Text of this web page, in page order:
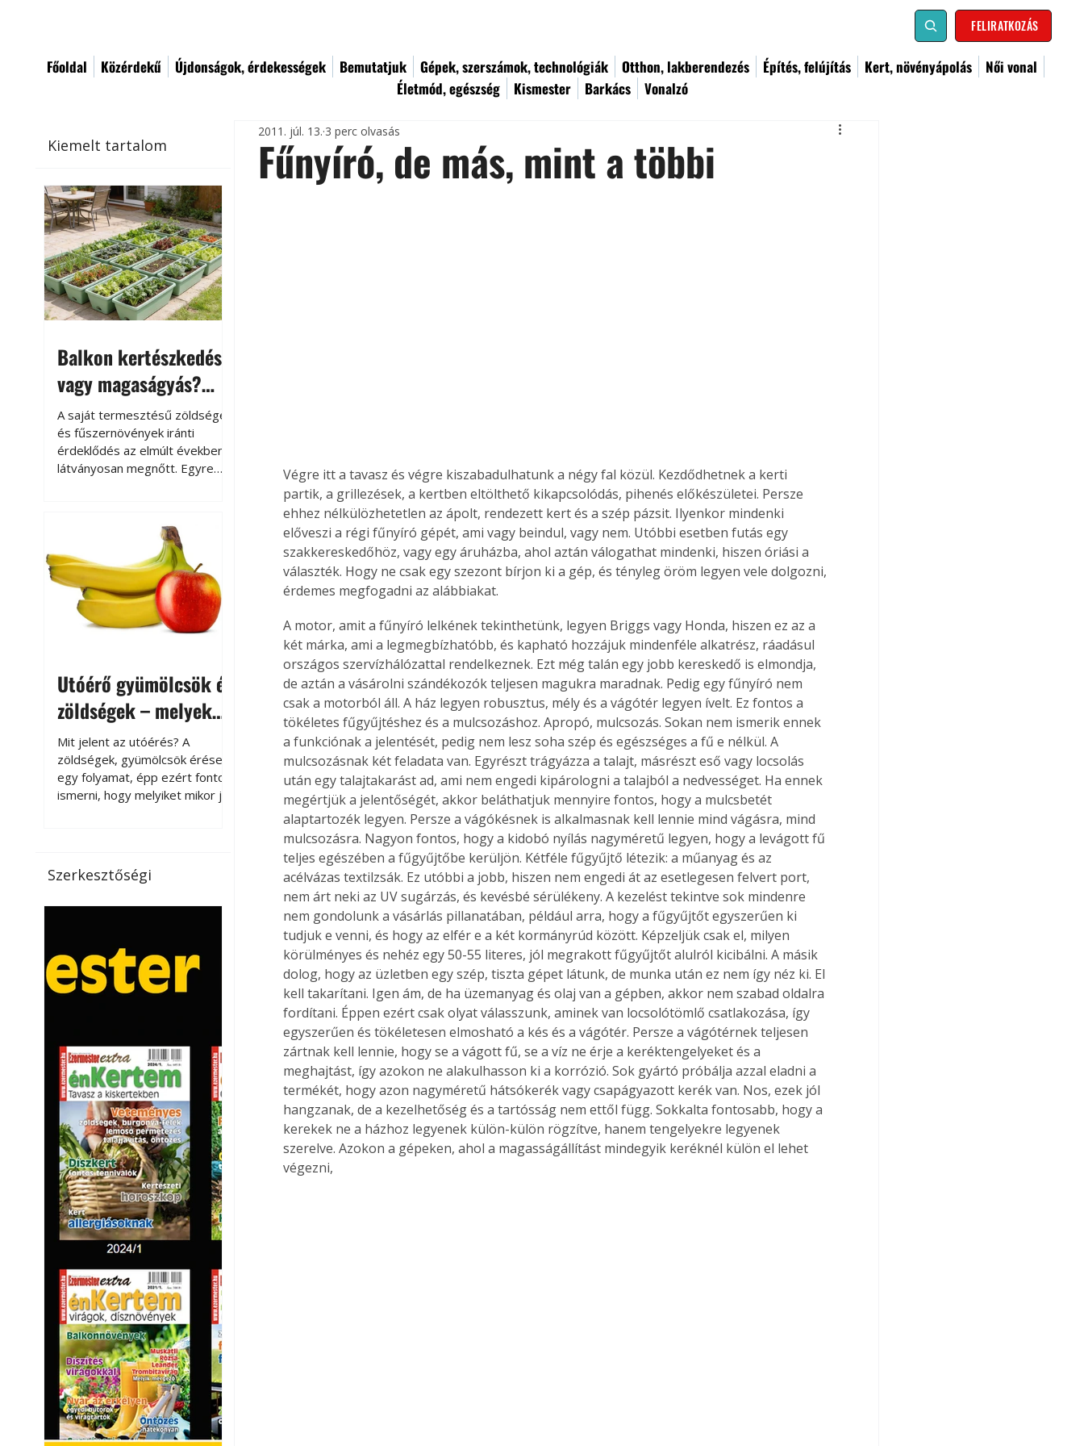
FELIRATKOZÁS
Főoldal Közérdekű Újdonságok, érdekességek Bemutatjuk Gépek, szerszámok, technológiák Otthon, lakberendezés Építés, felújítás Kert, növényápolás
Női vonal
Életmód, egészség
Kismester Barkács Vonalzó
Kiemelt tartalom
Balkon kertészkedés
vagy magaságyás?
Helytakarékos
kertészkedés
A saját termesztésű zöldségek
és fűszernövények iránti
érdeklődés az elmúlt években
látványosan megnőtt. Egyre
kertészkedés sokak számára
kikapcsolódást és feltöltődést
is jelent.
Utóérő gyümölcsök és
zöldségek – melyek
érnek tovább leszedés
után?
Mit jelent az utóérés? A
zöldségek, gyümölcsök érése
egy folyamat, épp ezért fontos
ismerni, hogy melyiket mikor jó
paradicsomot sokszor
gazdasági érettségben, azaz
Utóérik eközben, de nem lesz
olyan ízű, mint amit a saját
kertünkben, biológiai
tárolható h
Szerkesztőségi
Fűnyíró, de más, mint a többi
2011. júl. 13. 3 perc olvasás
Végre itt a tavasz és végre kiszabadulhatunk a négy fal közül. Kezdődhetnek a kerti
partik, a grillezések, a kertben eltölthető kikapcsolódás, pihenés előkészületei. Persze
ehhez nélkülözhetetlen az ápolt, rendezett kert és a szép pázsit. Ilyenkor mindenki
előveszi a régi fűnyíró gépét, ami vagy beindul, vagy nem. Utóbbi esetben futás egy
szakkereskedőhöz, vagy egy áruházba, ahol aztán válogathat mindenki, hiszen óriási a
választék. Hogy ne csak egy szezont bírjon ki a gép, és tényleg öröm legyen vele dolgozni,
érdemes megfogadni az alábbiakat.
A motor, amit a fűnyíró lelkének tekinthetünk, legyen Briggs vagy Honda, hiszen ez az a
két márka, ami a legmegbízhatóbb, és kapható hozzájuk mindenféle alkatrész, ráadásul
országos szervízhálózattal rendelkeznek. Ezt még talán egy jobb kereskedő is elmondja,
de aztán a vásárolni szándékozók teljesen magukra maradnak. Pedig egy fűnyíró nem
csak a motorból áll. A ház legyen robusztus, mély és a vágótér legyen ívelt. Ez fontos a
tökéletes fűgyűjtéshez és a mulcsozáshoz. Apropó, mulcsozás. Sokan nem ismerik ennek
a funkciónak a jelentését, pedig nem lesz soha szép és egészséges a fű e nélkül. A
mulcsozásnak két feladata van. Egyrészt trágyázza a talajt, másrészt eső vagy locsolás
után egy talajtakarást ad, ami nem engedi kipárologni a talajból a nedvességet. Ha ennek
megértjük a jelentőségét, akkor beláthatjuk mennyire fontos, hogy a mulcsbetét
alaptartozék legyen. Persze a vágókésnek is alkalmasnak kell lennie mind vágásra, mind
mulcsozásra. Nagyon fontos, hogy a kidobó nyílás nagyméretű legyen, hogy a levágott fű
teljes egészében a fűgyűjtőbe kerüljön. Kétféle fűgyűjtő létezik: a műanyag és az
acélvázas textilzsák. Ez utóbbi a jobb, hiszen nem engedi át az esetlegesen felvert port,
nem árt neki az UV sugárzás, és kevésbé sérülékeny. A kezelést tekintve sok mindenre
nem gondolunk a vásárlás pillanatában, például arra, hogy a fűgyűjtőt egyszerűen ki
tudjuk e venni, és hogy az elfér e a két kormányrúd között. Képzeljük csak el, milyen
körülményes és nehéz egy 50-55 literes, jól megrakott fűgyűjtőt alulról kicibálni. A másik
dolog, hogy az üzletben egy szép, tiszta gépet látunk, de munka után ez nem így néz ki. El
kell takarítani. Igen ám, de ha üzemanyag és olaj van a gépben, akkor nem szabad oldalra
fordítani. Éppen ezért csak olyat válasszunk, aminek van locsolótömlő csatlakozása, így
egyszerűen és tökéletesen elmosható a kés és a vágótér. Persze a vágótérnek teljesen
zártnak kell lennie, hogy se a vágott fű, se a víz ne érje a keréktengelyeket és a
meghajtást, így azokon ne alakulhasson ki a korrózió. Sok gyártó próbálja azzal eladni a
termékét, hogy azon nagyméretű hátsókerék vagy csapágyazott kerék van. Nos, ezek jól
hangzanak, de a kezelhetőség és a tartósság nem ettől függ. Sokkalta fontosabb, hogy a
kerekek ne a házhoz legyenek külön-külön rögzítve, hanem tengelyekre legyenek
szerelve. Azokon a gépeken, ahol a magasságállítást mindegyik keréknél külön el lehet
végezni,